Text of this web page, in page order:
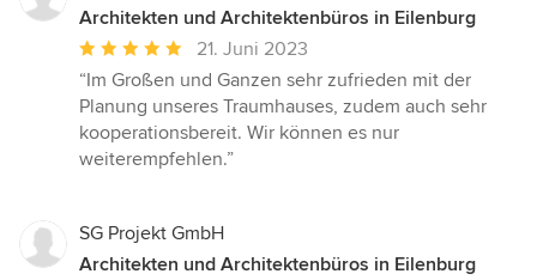
Architekten und Architektenbüros in Eilenburg
Durchschnittliche
Bewertung:
5
von
5
21. Juni 2023
“Im Großen und Ganzen sehr zufrieden mit der
Planung unseres Traumhauses, zudem auch sehr
kooperationsbereit. Wir können es nur
weiterempfehlen.”
SG Projekt GmbH
Architekten und Architektenbüros in Eilenburg